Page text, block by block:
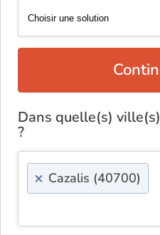
Dans quelle(s)
?
× Cazalis (40700)